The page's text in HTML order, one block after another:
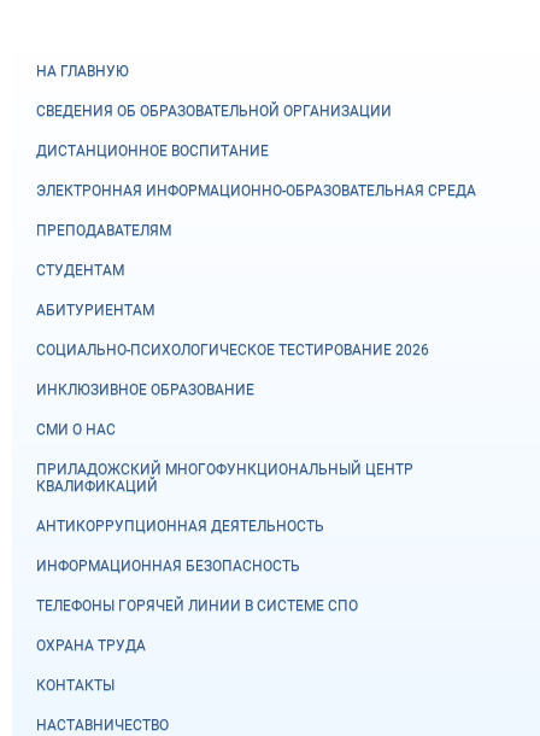
НА ГЛАВНУЮ
СВЕДЕНИЯ ОБ ОБРАЗОВАТЕЛЬНОЙ ОРГАНИЗАЦИИ
ДИСТАНЦИОННОЕ ВОСПИТАНИЕ
ЭЛЕКТРОННАЯ ИНФОРМАЦИОННО-ОБРАЗОВАТЕЛЬНАЯ СРЕДА
ПРЕПОДАВАТЕЛЯМ
СТУДЕНТАМ
АБИТУРИЕНТАМ
СОЦИАЛЬНО-ПСИХОЛОГИЧЕСКОЕ ТЕСТИРОВАНИЕ 2026
ИНКЛЮЗИВНОЕ ОБРАЗОВАНИЕ
СМИ О НАС
ПРИЛАДОЖСКИЙ МНОГОФУНКЦИОНАЛЬНЫЙ ЦЕНТР
КВАЛИФИКАЦИЙ
АНТИКОРРУПЦИОННАЯ ДЕЯТЕЛЬНОСТЬ
ИНФОРМАЦИОННАЯ БЕЗОПАСНОСТЬ
ТЕЛЕФОНЫ ГОРЯЧЕЙ ЛИНИИ В СИСТЕМЕ СПО
ОХРАНА ТРУДА
КОНТАКТЫ
НАСТАВНИЧЕСТВО